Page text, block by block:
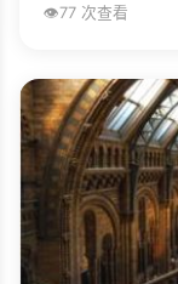
👁️77 次查看